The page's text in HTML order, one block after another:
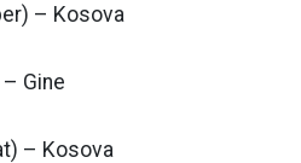
– Kosova
Gine
– Kosova